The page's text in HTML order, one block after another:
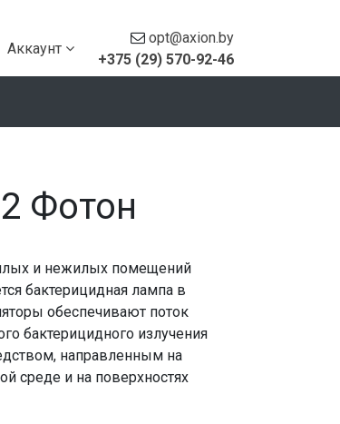
Аккаунт
opt@axion.by
+375 (29) 570-92-46
Фотон
и нежилых помещений
бактерицидная лампа в
обеспечивают поток
бактерицидного излучения
направленным на
среде и на поверхностях